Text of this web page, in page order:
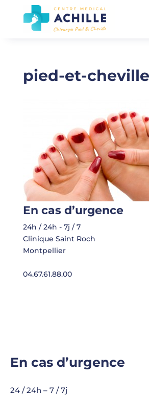
pied-et-
En cas d’urgence
24h / 24h - 7j / 7
Clinique Saint Roch
Montpellier
04.67.61.88.00
En cas d’urgence
24 / 24h – 7 / 7j